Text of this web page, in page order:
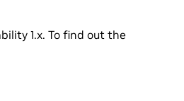
1.x. To find out the